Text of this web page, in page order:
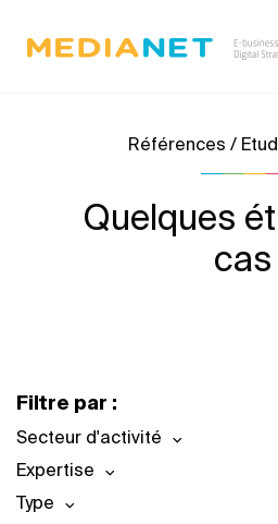
Références /
Quelques
cas
Filtre par :
Secteur d'activité
Expertise
Type